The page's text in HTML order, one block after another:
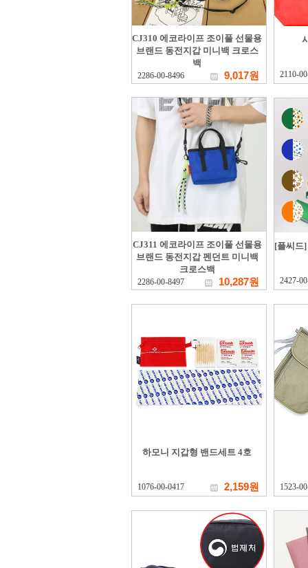
CJ310 에코라이프 조이풀 선물용
브랜드 동전지갑 미니백 크로스
백
2286-00-8496 9,017원 2110-
CJ311 에코라이프 조이풀 선물용
브랜드 동전지갑 펜던트 미니백
크로스백
2286-00-8497 10,287원
[플씨드
2427-
하모니 지갑형 밴드세트 4호
1076-00-0417 2,159원 1523-